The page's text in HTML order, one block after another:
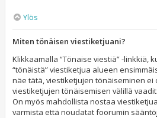
Ylös
Miten tönäisen viestiketjuani?
Klikkaamalla “Tönaise viestiä” -linkkiä,
“tönäistä” viestiketjua alueen
näe tätä, viestiketjujen tönäiseminen ei
viestiketjujen tönäisemisen välillä
On myös mahdollista nostaa
varmista että noudatat foorumin